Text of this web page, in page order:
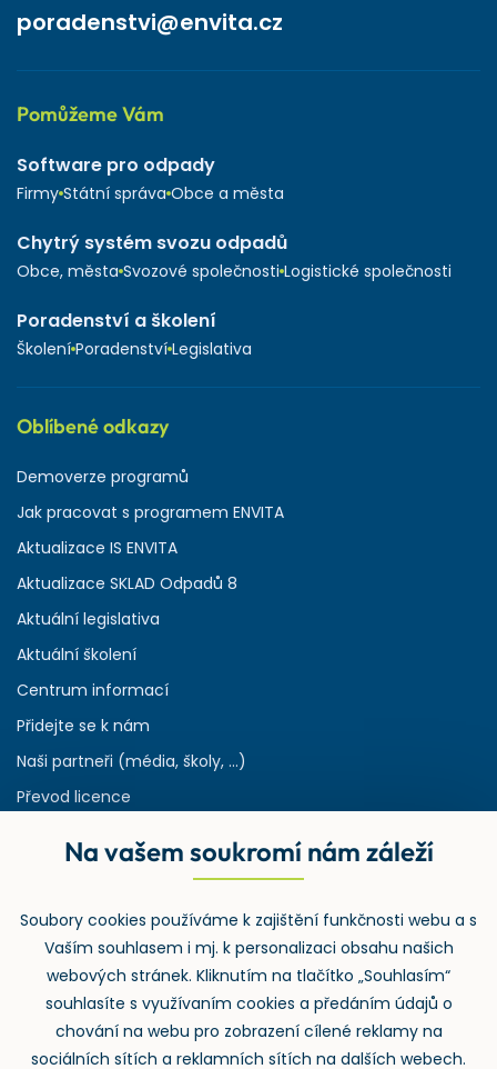
poradenstvi@envita.cz
Pomůžeme Vám
Software pro odpady
Firmy Státní správa Obce a města
Chytrý systém svozu odpadů
Obce, města Svozové společnosti Logistické společnosti
Poradenství a školení
Školení Poradenství Legislativa
Oblíbené odkazy
Demoverze programů
Jak pracovat s programem ENVITA
Aktualizace IS ENVITA
Aktualizace SKLAD Odpadů 8
Aktuální legislativa
Aktuální školení
Centrum informací
Přidejte se k nám
Naši partneři (média, školy, ...)
Převod licence
Rejstřík používaných zkratek v odpadech
Zpětný odběr
Na vašem soukromí nám záleží
Soubory cookies používáme k zajištění funkčnosti webu a s
Vaším souhlasem i mj. k personalizaci obsahu našich
webových stránek. Kliknutím na tlačítko „Souhlasím“
souhlasíte s využívaním cookies a předáním údajů o
chování na webu pro zobrazení cílené reklamy na
sociálních sítích a reklamních sítích na dalších webech.